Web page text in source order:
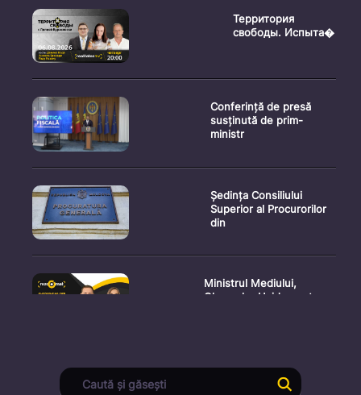
Территория
свободы. Испыта�
Conferință de presă
susținută de prim-
ministr
Ședința Consiliului
Superior al Procurorilor
din
Ministrul Mediului,
Gheorghe Hajder, este
Consultări publice privind
proiectul de lege pent